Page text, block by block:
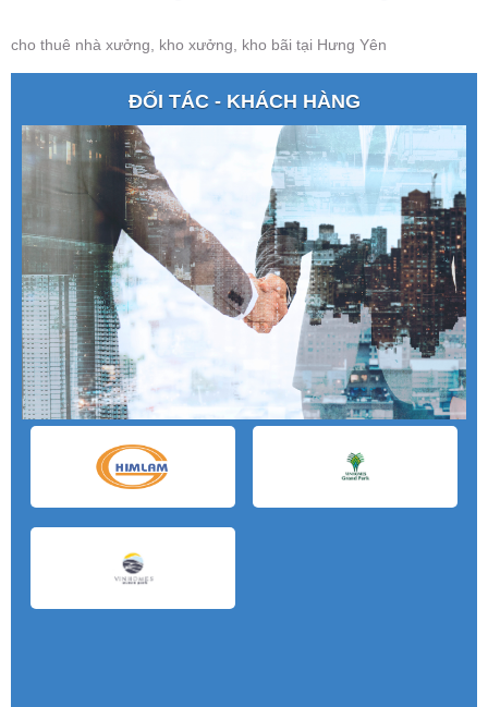
cho thuê nhà xưởng, kho xưởng, kho bãi tại Hưng Yên
ĐỐI TÁC - KHÁCH HÀNG